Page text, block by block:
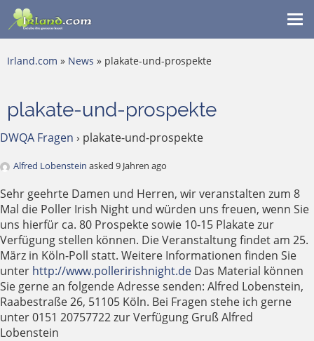
Irland.com » News » plakate-und-prospekte
plakate-und-prospekte
DWQA Fragen › plakate-und-prospekte
Alfred Lobenstein asked 9 Jahren ago
Sehr geehrte Damen und Herren, wir veranstalten zum 8
Mal die Poller Irish Night und würden uns freuen, wenn Sie
uns hierfür ca. 80 Prospekte sowie 10-15 Plakate zur
Verfügung stellen können. Die Veranstaltung findet am 25.
März in Köln-Poll statt. Weitere Informationen finden Sie
unter http://www.polleririshnight.de Das Material können
Sie gerne an folgende Adresse senden: Alfred Lobenstein,
Raabestraße 26, 51105 Köln. Bei Fragen stehe ich gerne
unter 0151 20757722 zur Verfügung Gruß Alfred
Lobenstein